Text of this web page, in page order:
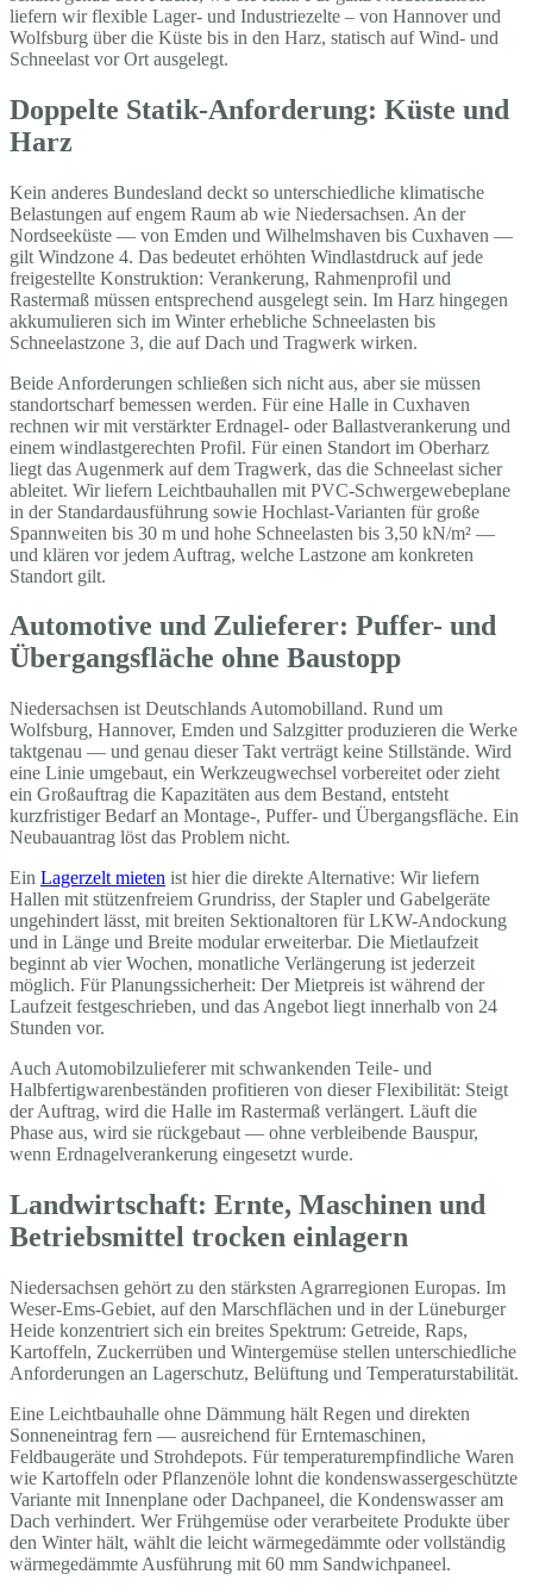
liefern wir flexible Lager- und Industriezelte – von Hannover und
Wolfsburg über die Küste bis in den Harz, statisch auf Wind- und
Schneelast vor Ort ausgelegt.
Doppelte Statik-Anforderung: Küste und
Harz
Kein anderes Bundesland deckt so unterschiedliche klimatische
Belastungen auf engem Raum ab wie Niedersachsen. An der
Nordseeküste — von Emden und Wilhelmshaven bis Cuxhaven —
gilt Windzone 4. Das bedeutet erhöhten Windlastdruck auf jede
freigestellte Konstruktion: Verankerung, Rahmenprofil und
Rastermaß müssen entsprechend ausgelegt sein. Im Harz hingegen
akkumulieren sich im Winter erhebliche Schneelasten bis
Schneelastzone 3, die auf Dach und Tragwerk wirken.
Beide Anforderungen schließen sich nicht aus, aber sie müssen
standortscharf bemessen werden. Für eine Halle in Cuxhaven
rechnen wir mit verstärkter Erdnagel- oder Ballastverankerung und
einem windlastgerechten Profil. Für einen Standort im Oberharz
liegt das Augenmerk auf dem Tragwerk, das die Schneelast sicher
ableitet. Wir liefern Leichtbauhallen mit PVC-Schwergewebeplane
in der Standardausführung sowie Hochlast-Varianten für große
Spannweiten bis 30 m und hohe Schneelasten bis 3,50 kN/m² —
und klären vor jedem Auftrag, welche Lastzone am konkreten
Standort gilt.
Automotive und Zulieferer: Puffer- und
Übergangsfläche ohne Baustopp
Niedersachsen ist Deutschlands Automobilland. Rund um
Wolfsburg, Hannover, Emden und Salzgitter produzieren die Werke
taktgenau — und genau dieser Takt verträgt keine Stillstände. Wird
eine Linie umgebaut, ein Werkzeugwechsel vorbereitet oder zieht
ein Großauftrag die Kapazitäten aus dem Bestand, entsteht
kurzfristiger Bedarf an Montage-, Puffer- und Übergangsfläche. Ein
Neubauantrag löst das Problem nicht.
Ein Lagerzelt mieten ist hier die direkte Alternative: Wir liefern
Hallen mit stützenfreiem Grundriss, der Stapler und Gabelgeräte
ungehindert lässt, mit breiten Sektionaltoren für LKW-Andockung
und in Länge und Breite modular erweiterbar. Die Mietlaufzeit
beginnt ab vier Wochen, monatliche Verlängerung ist jederzeit
möglich. Für Planungssicherheit: Der Mietpreis ist während der
Laufzeit festgeschrieben, und das Angebot liegt innerhalb von 24
Stunden vor.
Auch Automobilzulieferer mit schwankenden Teile- und
Halbfertigwarenbeständen profitieren von dieser Flexibilität: Steigt
der Auftrag, wird die Halle im Rastermaß verlängert. Läuft die
Phase aus, wird sie rückgebaut — ohne verbleibende Bauspur,
wenn Erdnagelverankerung eingesetzt wurde.
Landwirtschaft: Ernte, Maschinen und
Betriebsmittel trocken einlagern
Niedersachsen gehört zu den stärksten Agrarregionen Europas. Im
Weser-Ems-Gebiet, auf den Marschflächen und in der Lüneburger
Heide konzentriert sich ein breites Spektrum: Getreide, Raps,
Kartoffeln, Zuckerrüben und Wintergemüse stellen unterschiedliche
Anforderungen an Lagerschutz, Belüftung und Temperaturstabilität.
Eine Leichtbauhalle ohne Dämmung hält Regen und direkten
Sonneneintrag fern — ausreichend für Erntemaschinen,
Feldbaugeräte und Strohdepots. Für temperaturempfindliche Waren
wie Kartoffeln oder Pflanzenöle lohnt die kondenswassergeschützte
Variante mit Innenplane oder Dachpaneel, die Kondenswasser am
Dach verhindert. Wer Frühgemüse oder verarbeitete Produkte über
den Winter hält, wählt die leicht wärmegedämmte oder vollständig
wärmegedämmte Ausführung mit 60 mm Sandwichpaneel.